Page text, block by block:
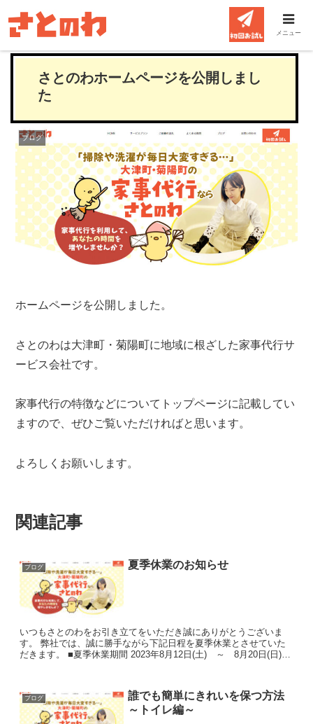
さとのわホームページを公開しまし
た
ブログ
ホームページを公開しました。
さとのわは大津町・菊陽町に地域に根ざした家事代行サ
ービス会社です。
家事代行の特徴などについてトップページに記載してい
ますので、ぜひご覧いただければと思います。
よろしくお願いします。
関連記事
ブログ 夏季休業のお知らせ
いつもさとのわをお引き立てをいただき誠にありがとうございま
す。 弊社では、誠に勝手ながら下記日程を夏季休業とさせていた
だきます。 ■夏季休業期間 2023年8月12日(土) ～ 8月20日(日)
ブログ
誰でも簡単にきれいを保つ方法
～トイレ編～
メニュー